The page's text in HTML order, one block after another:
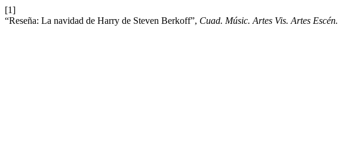
[1]
“Reseña: La navidad de Harry de Steven Berkoff”, Cuad. Músic. Artes Vis. Artes Escén.